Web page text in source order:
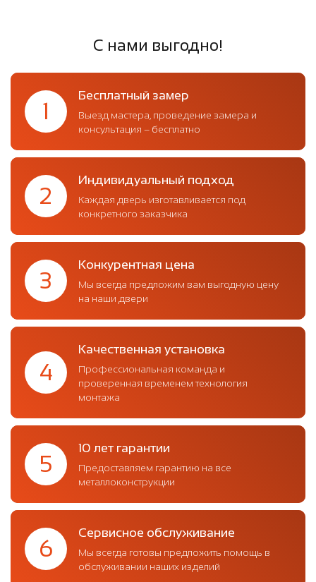
С нами выгодно!
1
Бесплатный замер
Выезд мастера, проведение замера и
консультация – бесплатно
2
Индивидуальный подход
Каждая дверь изготавливается под
конкретного заказчика
3
Конкурентная цена
Мы всегда предложим вам выгодную цену
на наши двери
4
Качественная установка
Профессиональная команда и
проверенная временем технология
монтажа
5
10 лет гарантии
Предоставляем гарантию на все
металлоконструкции
6
Сервисное обслуживание
Мы всегда готовы предложить помощь в
обслуживании наших изделий